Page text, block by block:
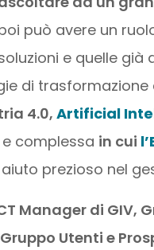
può avere un
e quelle già
di
4.0,Artificial
complessa in cui
prezioso nel
Manager di GIV,
Utenti e